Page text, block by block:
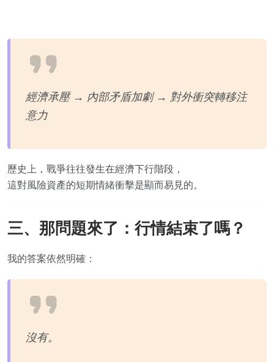
經濟承壓 → 內部矛盾加劇 → 對外衝突轉移注
意力
歷史上，戰爭往往發生在經濟下行階段，
這對風險資產的短期情緒衝擊是顯而易見的。
三、那問題來了：行情結束了嗎？
我的答案依然明確：
沒有。